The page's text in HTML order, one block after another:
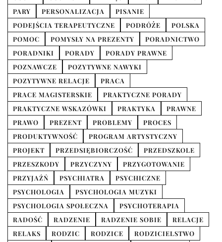
PARY
PERSONALIZACJA
PISANIE
PODEJŚCIA TERAPEUTYCZNE
PODRÓŻE
POLSKA
POMOC
POMYSŁY NA PREZENTY
PORADNICTWO
PORADNIKI
PORADY
PORADY PRAWNE
POZNAWCZE
POZYTYWNE NAWYKI
POZYTYWNE RELACJE
PRACA
PRACE MAGISTERSKIE
PRAKTYCZNE PORADY
PRAKTYCZNE WSKAZÓWKI
PRAKTYKA
PRAWNE
PRAWO
PREZENT PROBLEMY
PROCES
PRODUKTYWNOŚĆ
PROGRAM ARTYSTYCZNY
PROJEKT
PRZEDSIĘBIORCZOŚĆ
PRZEDSZKOLE
PRZESZKODY
PRZYCZYNY
PRZYGOTOWANIE
PRZYJAŹŃ
PSYCHIATRA
PSYCHICZNE
PSYCHOLOGIA
PSYCHOLOGIA MUZYKI
PSYCHOLOGIA SPOŁECZNA
PSYCHOTERAPIA
RADOŚĆ
RADZENIE RADZENIE SOBIE
RELACJE
RELAKS
RODZIC RODZICE
RODZICIELSTWO